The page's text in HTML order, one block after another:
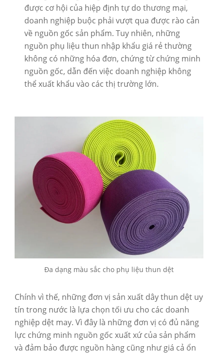
được cơ hội của hiệp định tự do thương mại,
doanh nghiệp buộc phải vượt qua được rào cản
về nguồn gốc sản phẩm. Tuy nhiên, những
nguồn phụ liệu thun nhập khẩu giá rẻ thường
không có những hóa đơn, chứng từ chứng minh
nguồn gốc, dẫn đến việc doanh nghiệp không
thể xuất khẩu vào các thị trường lớn.
Đa dạng màu sắc cho phụ liệu thun dệt
Chính vì thế, những đơn vị sản xuất dây thun dệt uy
tín trong nước là lựa chọn tối ưu cho các doanh
nghiệp dệt may. Vì đây là những đơn vị có đủ năng
lực chứng minh nguồn gốc xuất xứ của sản phẩm
và đảm bảo được nguồn hàng cũng như giá cả ổn